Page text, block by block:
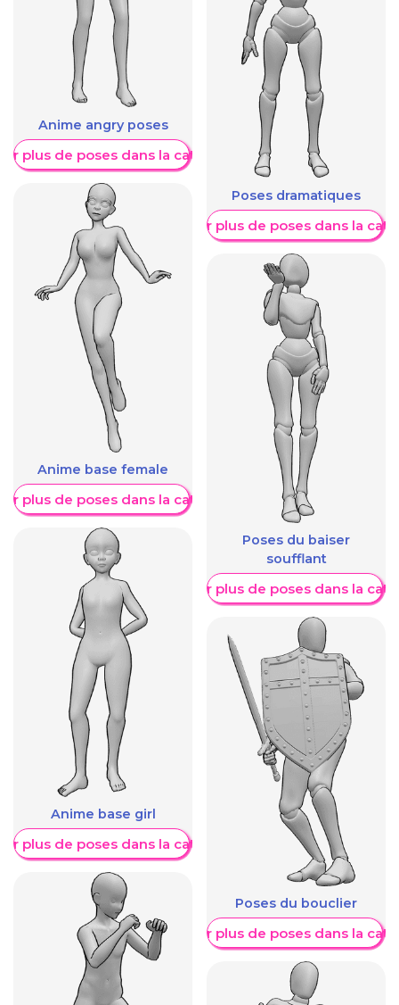
Anime angry poses
plus de poses dans la catégorie
Anime base female
plus de poses dans la catégorie
Anime base girl
plus de poses dans la catégorie
Poses dramatiques
Afficher plus de poses dans la
Poses du baiser
soufflant
Afficher plus de poses dans la
Poses du bouclier
Afficher plus de poses dans la